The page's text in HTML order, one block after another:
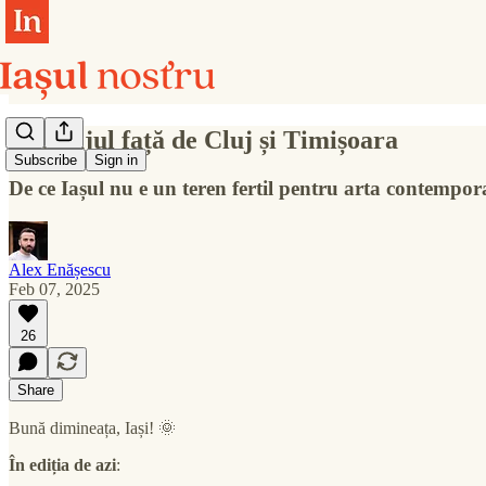
Subscribe Sign in
Decalajul față de Cluj și Timișoara
De ce Iașul nu e un teren fertil pentru arta
Alex Enășescu
Feb 07, 2025
26
Share
Bună dimineața, Iași! 🌞
În ediția de azi: